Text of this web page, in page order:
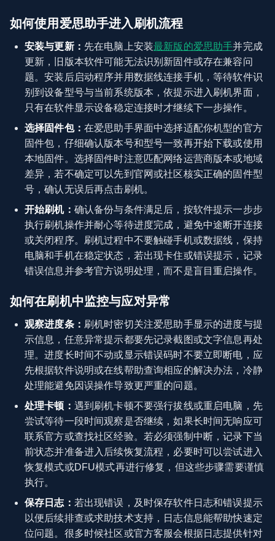
如何使用爱思助手进入刷机流程
安装与更新： 先在电脑上安装最新版的爱思助手并完成
更新，旧版本软件可能无法识别新固件或存在兼容问
题。安装后启动程序并用数据线连接手机，等待软件识
别到设备型号与当前系统版本，依提示进入刷机界面，
只有在软件显示设备稳定连接时才继续下一步操作。
选择固件包： 在爱思助手界面中选择适配你机型的官方
固件包，仔细确认版本号和型号一致再开始下载或使用
本地固件。选择固件时注意匹配网络运营商版本或地域
差异，若不确定可以先到官网或社区核实正确的固件型
号，确认无误后再点击刷机。
开始刷机： 确认备份与条件满足后，按软件提示一步步
执行刷机操作并耐心等待进度完成，避免中途断开连接
或关闭程序。刷机过程中不要触碰手机或数据线，保持
电脑和手机在稳定状态，若出现卡住或错误提示，记录
错误信息并参考官方说明处理，而不是盲目重启操作。
如何在刷机中监控与应对异常
观察进度条： 刷机时密切关注爱思助手显示的进度与提
示信息，任意异常提示都要先记录截图或文字信息再处
理。进度长时间不动或显示错误码时不要立即断电，应
先根据软件说明或在线帮助查询相应的解决办法，冷静
处理能避免因误操作导致更严重的问题。
处理卡顿： 遇到刷机卡顿不要强行拔线或重启电脑，先
尝试等待一段时间观察是否继续，如果长时间无响应可
联系官方或查找社区经验。若必须强制中断，记录下当
前状态并准备进入后续恢复流程，必要时可以尝试进入
恢复模式或DFU模式再进行修复，但这些步骤需要谨慎
执行。
保存日志： 若出现错误，及时保存软件日志和错误提示
以便后续排查或求助技术支持，日志信息能帮助快速定
位问题。很多时候社区或官方客服会根据日志提供针对